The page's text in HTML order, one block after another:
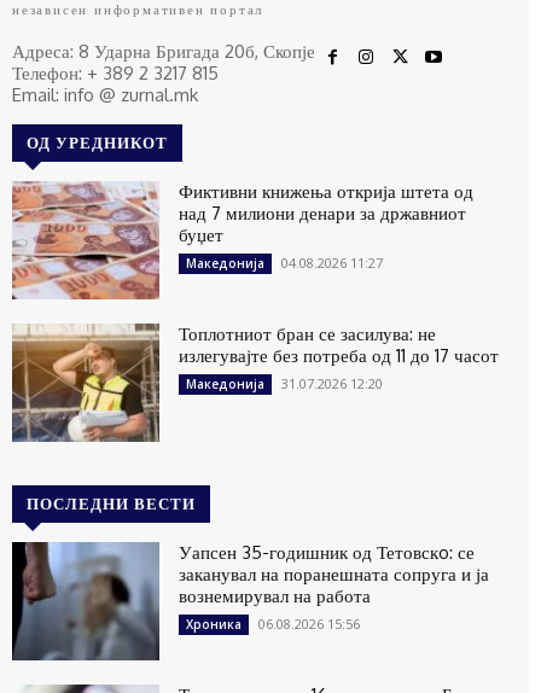
независен информативен портал
Адреса: 8 Ударна Бригада 20б, Скопје
Телефон: + 389 2 3217 815
Email: info @ zurnal.mk
ОД УРЕДНИКОТ
Фиктивни книжења открија штета од
над 7 милиони денари за државниот
буџет
Македонија 04.08.2026 11:27
Топлотниот бран се засилува: не
излегувајте без потреба од 11 до 17 часот
Македонија 31.07.2026 12:20
ПОСЛЕДНИ ВЕСТИ
Уапсен 35-годишник од Тетовскo: се
заканувал на поранешната сопруга и ја
вознемирувал на работа
Хроника 06.08.2026 15:56